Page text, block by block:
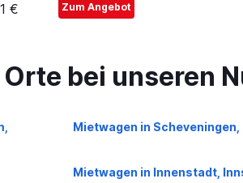
€
Zum Angebot
bei unseren
Mietwagen in Scheveningen,
Mietwagen in Innenstadt,